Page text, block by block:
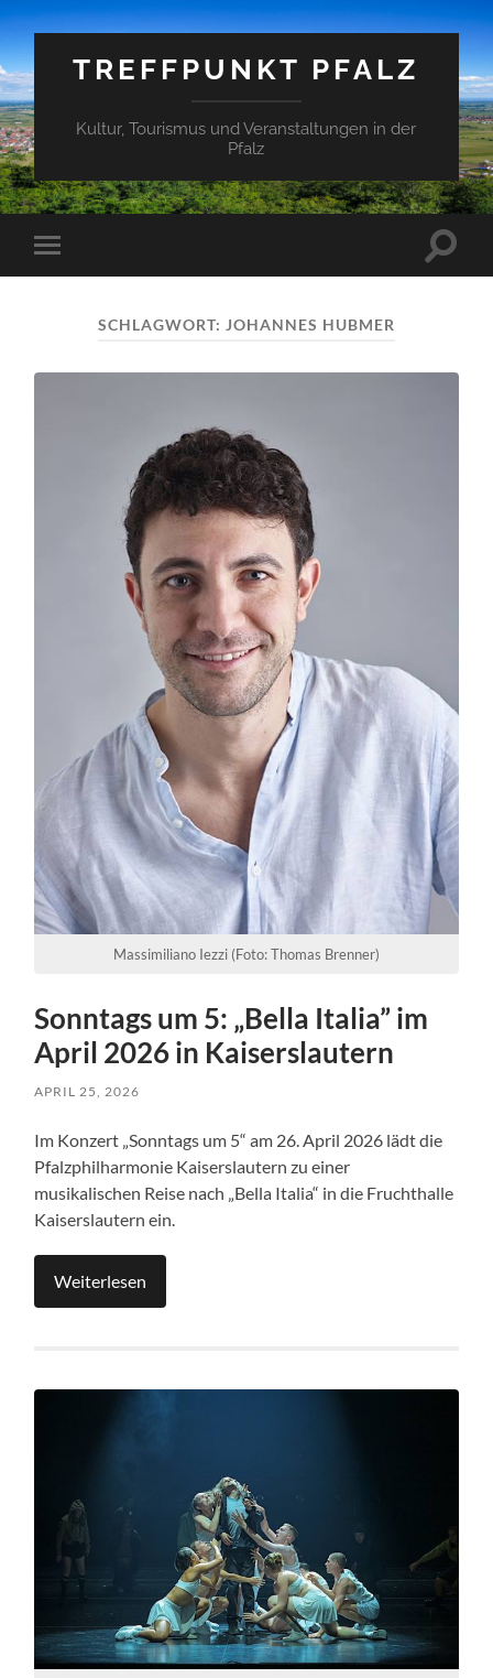
TREFFPUNKT PFALZ
Kultur, Tourismus und Veranstaltungen in der
Pfalz
Mobile-
Menü
SCHLAGWORT: JOHANNES HUBMER
Massimiliano Iezzi (Foto: Thomas Brenner)
Sonntags um 5: „Bella Italia” im
April 2026 in Kaiserslautern
APRIL 25, 2026
Im Konzert „Sonntags um 5“ am 26. April 2026 lädt die
Pfalzphilharmonie Kaiserslautern zu einer
musikalischen Reise nach „Bella Italia“ in die Fruchthalle
Kaiserslautern ein.
Weiterlesen